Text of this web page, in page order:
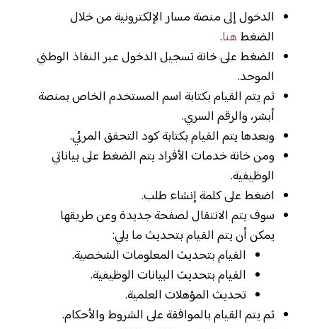
الدخول إلى منصة مسار الإلكترونية من خلال
الضغط هنا.
الضغط على خانة تسجيل الدخول عبر النفاذ الوطني
الموحد.
ثم يتم القيام بكتابة اسم المستخدم الخاص بمنصة
أبشر، والرقم السري.
وبعدها يتم القيام بكتابة كود التحقق المرئي.
ومن خانة خدمات الأفراد يتم الضغط على بياناتي
الوظيفية.
اضغط على كلمة إنشاء طلب.
سوف يتم الانتقال لصفحة جديدة وعن طريقها
يمكن أن يتم القيام بتحديث ما يلي:
القيام بتحديث المعلومات الشخصية.
القيام بتحديث البيانات الوظيفية.
تحديث المؤهلات العلمية.
ثم يتم القيام بالموافقة على الشروط والأحكام.